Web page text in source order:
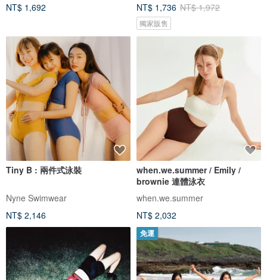
NT$ 1,692
NT$ 1,736 NT$ 1,972
獨家販售
Tiny B : 兩件式泳裝
Nyne Swimwear
NT$ 2,146
when.we.summer / Emily /
brownie 連體泳衣
when.we.summer
NT$ 2,032
免運